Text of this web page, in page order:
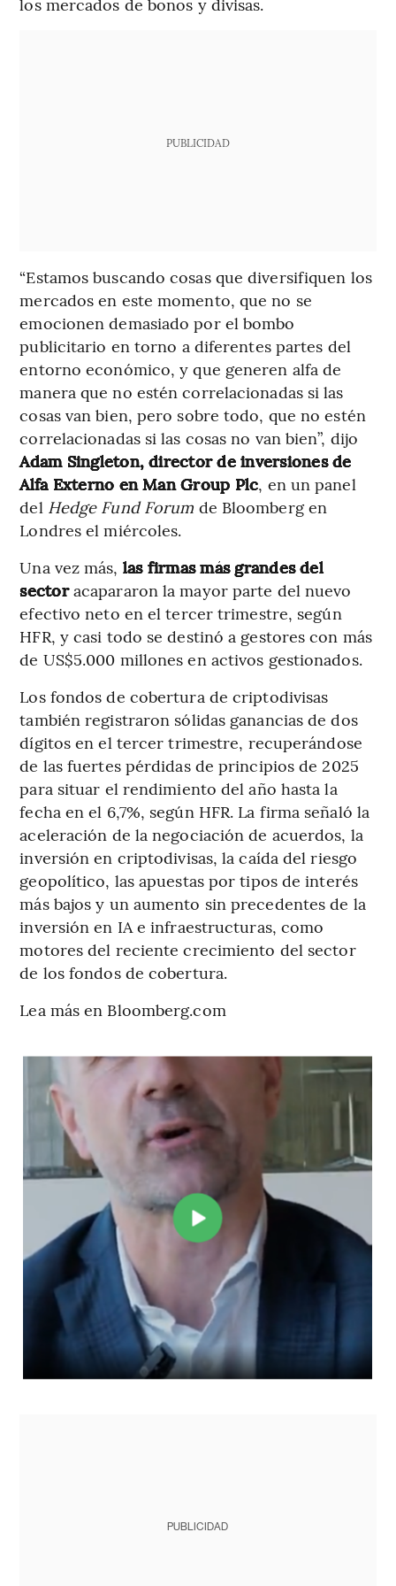
PUBLICIDAD
“Estamos buscando cosas que diversifiquen los
mercados en este momento, que no se
emocionen demasiado por el bombo
publicitario en torno a diferentes partes del
entorno económico, y que generen alfa de
manera que no estén correlacionadas si las
cosas van bien, pero sobre todo, que no estén
correlacionadas si las cosas no van bien”, dijo
Adam Singleton, director de inversiones de
Alfa Externo en Man Group Plc, en un panel
del Hedge Fund Forum de Bloomberg en
Londres el miércoles.
Una vez más, las firmas más grandes del
sectoracapararon la mayor parte del nuevo
efectivo neto en el tercer trimestre, según
HFR, y casi todo se destinó a gestores con más
de US$5.000 millones en activos gestionados.
Los fondos de cobertura de criptodivisas
también registraron sólidas ganancias de dos
dígitos en el tercer trimestre, recuperándose
de las fuertes pérdidas de principios de 2025
para situar el rendimiento del año hasta la
fecha en el 6,7%, según HFR. La firma señaló la
aceleración de la negociación de acuerdos, la
inversión en criptodivisas, la caída del riesgo
geopolítico, las apuestas por tipos de interés
más bajos y un aumento sin precedentes de la
inversión en IA e infraestructuras, como
motores del reciente crecimiento del sector
de los fondos de cobertura.
Lea más en Bloomberg.com
PUBLICIDAD